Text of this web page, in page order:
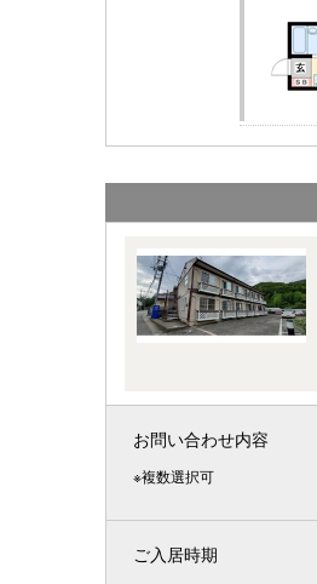
お問い合わせ内容
※複数選択可
ご入居時期